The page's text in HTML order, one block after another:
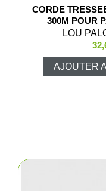
CORDE
300M POUR
LOU
AJOUTER